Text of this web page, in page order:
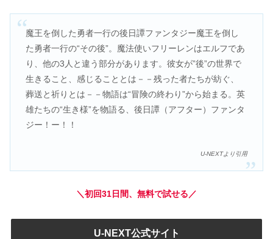
魔王を倒した勇者一行の後日譚ファンタジー魔王を倒し
た勇者一行の“その後”。魔法使いフリーレンはエルフであ
り、他の3人と違う部分があります。彼女が”後”の世界で
生きること、感じることとは－－残った者たちが紡ぐ、
葬送と祈りとは－－物語は“冒険の終わり”から始まる。英
雄たちの“生き様”を物語る、後日譚（アフター）ファンタ
ジー！ー！！
U-NEXTより引用
＼初回31日間、無料で試せる／
U-NEXT公式サイト